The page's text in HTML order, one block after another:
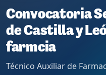
Convocatoria
de Castilla y
farmcia
Técnico Auxiliar de